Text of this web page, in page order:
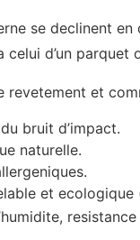
se declinent
d’un parquet
revetement et
bruit d’impact.
naturelle.
et ecologique